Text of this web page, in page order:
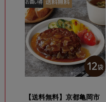
【送料無料】京都亀岡市